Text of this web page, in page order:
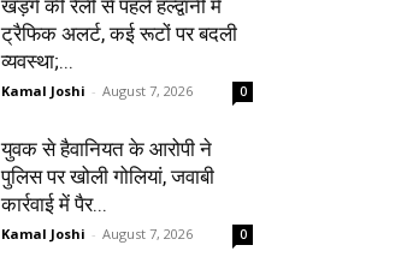
खड़गे की रैली से पहले हल्द्वानी में
ट्रैफिक अलर्ट, कई रूटों पर बदली
व्यवस्था;...
Kamal Joshi - August 7, 2026 0
युवक से हैवानियत के आरोपी ने
पुलिस पर खोली गोलियां, जवाबी
कार्रवाई में पैर...
Kamal Joshi - August 7, 2026 0